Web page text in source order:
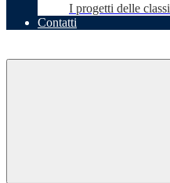
I progetti delle classi
Contatti